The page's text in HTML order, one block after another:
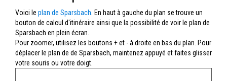
Voici le plan de Sparsbach . En haut à gauche du plan se trouve un
bouton de calcul d'itinéraire ainsi que la possibilité de voir le plan de
Sparsbach en plein écran.
Pour zoomer, utilisez les boutons + et - à droite en bas du plan. Pour
déplacer le plan de de Sparsbach, maintenez appuyé et faites glisser
votre souris ou votre doigt.